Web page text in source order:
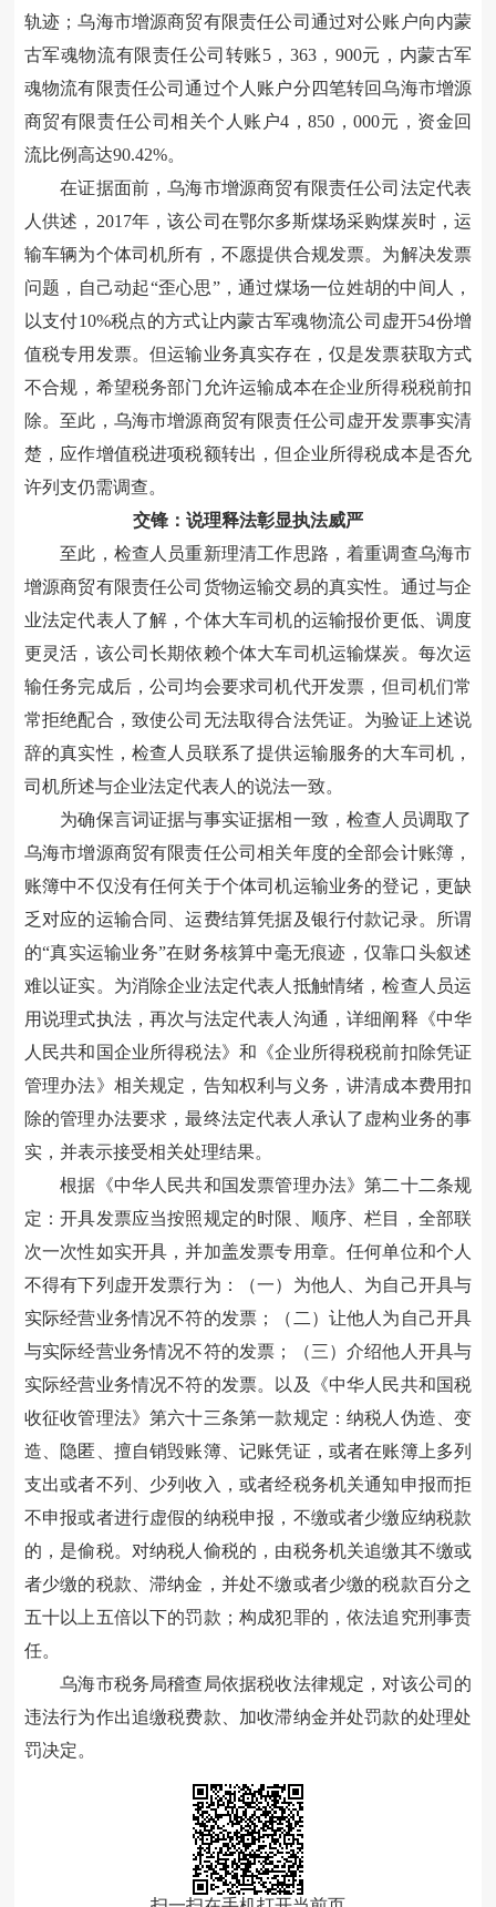
轨迹 ；乌海市增源商贸有限责任公司通过对公账户向内蒙
古军魂物流有限责任公司转账5，363，900元，内蒙古军
魂物流有限责任公司通过个人账户分四笔转回乌海市增源
商贸有限责任公司相关个人账户4，850，000元，资金回
流比例高达90.42%。
在证据面前，乌海市增源商贸有限责任公司法定代表
人供述，2017年，该公司在鄂尔多斯煤场采购煤炭时，运
输车辆为个体司机所有 ，不愿提供合规发票。为解决发票
问题，自己动起“歪心思”，通过煤场一位姓胡的中间人，
以支付10%税点的方式让内蒙古军魂物流公司虚开54份增
值税专用发票。但运输业务真实存在 ， 仅是发票获取方式
不合规，希望税务部门允许运输成本在企业所得税税前扣
除。至此， 乌海市增源商贸有限责任公司 虚开发票事实清
楚，应作增值税进项税额转出，但企业所得税成本是否允
许列支仍需调查。
交锋：说理释法彰显执法威严
至此 ， 检查人员重新理清工作思路，着重调查乌海市
增源商贸有限责任公司货物运输交易的真实性。通过与企
业法定代表人了解，个体大车司机的运输报价更低、调度
更灵活，该公司长期依赖个体大车司机运输煤炭。每次运
输任务完成后，公司均会要求司机代开发票，但司机们常
常拒绝配合， 致使公司无法取得合法凭证。为验证 上述说
辞的真实性，检查人员联系了提供运输服务的大车司机，
司机所述与企业法定代表人的说法一致。
为确保言词证据与事实证据相一致，检查人员调取了
乌海市增源商贸有限责任公司相关年度的全部会计账簿，
账簿中不仅没有任何关于个体司机运输业务的登记，更缺
乏对应的运输合同、运费结算凭据及银行付款记录。
所谓
的“真实运输业务”在财务核算中毫无痕迹，仅靠口头叙述
难以证实。 为消除企业法定代表人抵触情绪，检查 人员运
用说理式执法，再次与法定代表人沟通，详细阐释 《中华
人民共和国企业所得税法》 和 《企业所得税税前扣除凭证
管理办法》 相关规定 ，告知权利与义务，讲清成本费用扣
除的管理办法要求 ，最终法定代表人承认了虚构业务的事
实，并表示接受相关处理结果。
根据《中华人民共和国发票管理办法》第二十二条规
定：开具发票应当按照规定的时限、顺序、栏目，全部联
次一次性如实开具，并加盖发票专用章。任何单位和个人
不得有下列虚开发票行为：（一）为他人、为自己开具与
实际经营业务情况不符的发票；（二）让他人为自己开具
与实际经营业务情况不符的发票；（三）介绍他人开具与
实际经营业务情况不符的发票。以及《中华人民共和国税
收征收管理法》第六十三条第一款规定：纳税人伪造、变
造、隐匿、擅自销毁账簿、记账凭证，或者在账簿上多列
支出或者不列、少列收入，或者经税务机关通知申报而拒
不申报或者进行虚假的纳税申报，不缴或者少缴应纳税款
的，是偷税。对纳税人偷税的，由税务机关追缴其不缴或
者少缴的税款、滞纳金，并处不缴或者少缴的税款百分之
五十以上五倍以下的罚款；构成犯罪的，依法追究刑事责
任。
乌海市税务局稽查局依据税收法律规定，对该公司的
违法行为作出追缴税费款、加收滞纳金并处罚款的处理处
罚决定。